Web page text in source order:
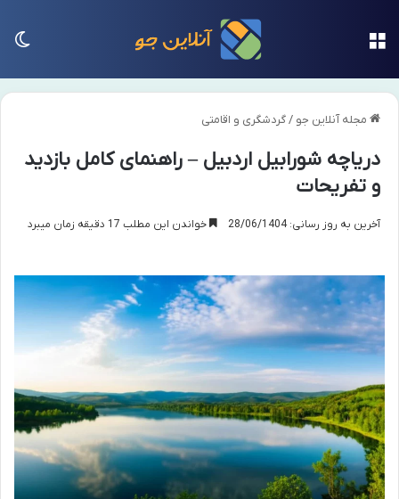
مجله آنلاین جو /گردشگری و اقامتی
دریاچه شورابیل اردبیل – راهنمای کامل بازدید
و تفریحات
آخرین به روز رسانی: 28/06/1404 خواندن این مطلب 17 دقیقه زمان میبرد